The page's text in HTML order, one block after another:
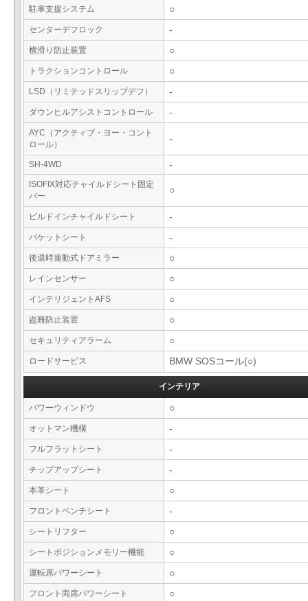
駐車支援システム ○
センターデフロック -
横滑り防止装置 ○
トラクションコントロール ○
LSD（リミテッドスリップデフ） -
ダウンヒルアシストコントロール -
AYC（アクティブ・ヨー・コント
ロール）
-
SH-4WD -
ISOFIX対応チャイルドシート固定
バー
○
ビルドインチャイルドシート -
バケットシート -
後退時連動式ドアミラー ○
レインセンサー ○
インテリジェントAFS ○
盗難防止装置 ○
セキュリティアラーム ○
ロードサービス BMW SOSコール(○)
インテリア
パワーウィンドウ ○
オットマン機構 -
フルフラットシート -
チップアップシート -
本革シート ○
フロントベンチシート -
シートリフター ○
シートポジションメモリー機能 ○
運転席パワーシート ○
フロント両席パワーシート ○